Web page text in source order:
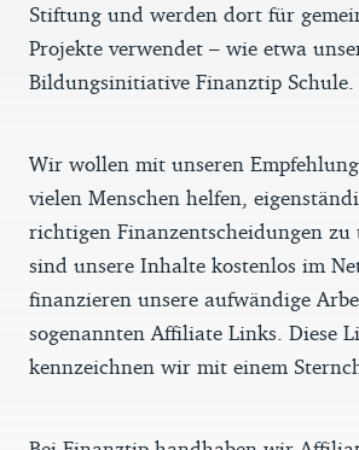
Stiftung und werden dort für
Projekte verwendet – wie etwa
Bildungsinitiative Finanztip Schule.
Wir wollen mit unseren
vielen Menschen helfen,
richtigen Finanzentscheidungen zu
sind unsere Inhalte kostenlos im
finanzieren unsere aufwändige
sogenannten Affiliate Links. Diese
kennzeichnen wir mit einem